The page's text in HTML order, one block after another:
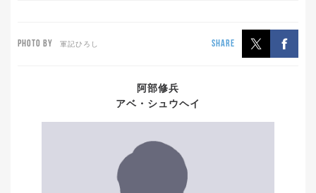
PHOTO BY 軍記ひろし SHARE
阿部修兵
アベ・シュウヘイ